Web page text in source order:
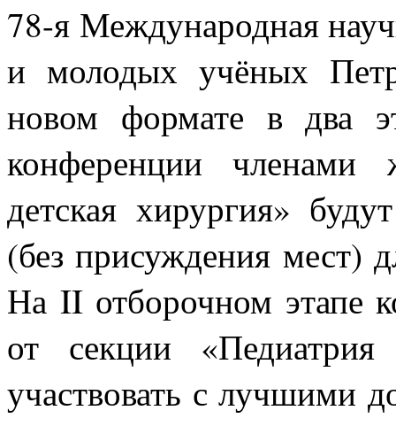
78-я Международная
и молодых учёных
новом формате в два
конференции
детская хирургия»
(без присуждения мест)
На II отборочном этапе
от секции
участвовать с лучшими